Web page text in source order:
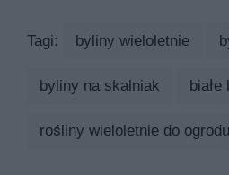
Tagi: byliny wieloletnie
byliny na skalniak białe
rośliny wieloletnie do ogrodu